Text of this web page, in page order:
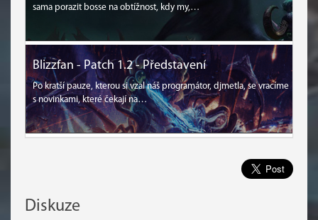
sama porazit bosse na obtížnost, kdy my,…
Blizzfan - Patch 1.2 - Představení
Po kratší pauze, kterou si vzal náš programátor, djmetla, se vracíme
s novinkami, které čekají na…
Diskuze